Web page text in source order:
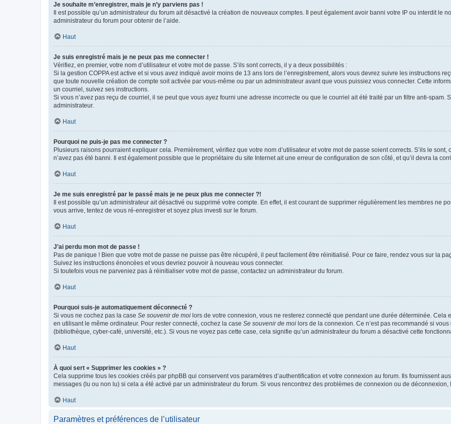
Je souhaite m’enregistrer, mais je n’y parviens pas !
Il est possible qu’un administrateur du forum ait désactivé la création de nouveaux comptes. Il peut également avoir banni votre IP ou interdit le
administrateur du forum pour obtenir de l’aide.
Haut
Je suis enregistré mais je ne peux pas me connecter !
Vérifiez, en premier, votre nom d’utilisateur et votre mot de passe. S’ils sont corrects, il y a deux possibilités :
Si la gestion COPPA est active et si vous avez indiqué avoir moins de 13 ans lors de l’enregistrement, alors vous devrez suivre les instructions
que toute nouvelle création de compte soit activée par vous-même ou par un administrateur avant que vous puissiez vous connecter. Cette
un courriel, suivez ses instructions.
Si vous n’avez pas reçu de courriel, il se peut que vous ayez fourni une adresse incorrecte ou que le courriel ait été traité par un filtre anti-spam.
administrateur.
Haut
Pourquoi ne puis-je pas me connecter ?
Plusieurs raisons pourraient expliquer cela. Premièrement, vérifiez que votre nom d’utilisateur et votre mot de passe soient corrects. S’ils le
n’avez pas été banni. Il est également possible que le propriétaire du site Internet ait une erreur de configuration de son côté, et qu’il devra la
Haut
Je me suis enregistré par le passé mais je ne peux plus me connecter ?!
Il est possible qu’un administrateur ait désactivé ou supprimé votre compte. En effet, il est courant de supprimer régulièrement les membres ne
vous arrive, tentez de vous ré-enregistrer et soyez plus investi sur le forum.
Haut
J’ai perdu mon mot de passe !
Pas de panique ! Bien que votre mot de passe ne puisse pas être récupéré, il peut facilement être réinitialisé. Pour ce faire, rendez vous sur la
Suivez les instructions énoncées et vous devriez pouvoir à nouveau vous connecter.
Si toutefois vous ne parveniez pas à réinitialiser votre mot de passe, contactez un administrateur du forum.
Haut
Pourquoi suis-je automatiquement déconnecté ?
Si vous ne cochez pas la case Se souvenir de moi lors de votre connexion, vous ne resterez connecté que pendant une durée déterminée. Cela
en utilisant le même ordinateur. Pour rester connecté, cochez la case Se souvenir de moi lors de la connexion. Ce n’est pas recommandé si
(bibliothèque, cyber-café, université, etc.). Si vous ne voyez pas cette case, cela signifie qu’un administrateur du forum a désactivé cette
Haut
À quoi sert « Supprimer les cookies » ?
Cela supprime tous les cookies créés par phpBB qui conservent vos paramètres d’authentification et votre connexion au forum. Ils fournissent
messages (lu ou non lu) si cela a été activé par un administrateur du forum. Si vous rencontrez des problèmes de connexion ou de
Haut
Paramètres et préférences de l’utilisateur